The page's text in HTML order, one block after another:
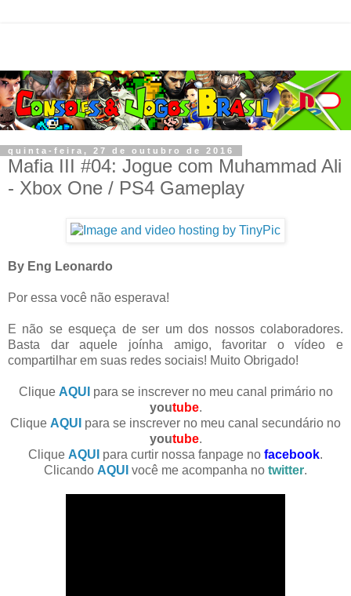
quinta-feira, 27 de outubro de 2016
Mafia III #04: Jogue com Muhammad Ali
- Xbox One / PS4 Gameplay
By Eng Leonardo
Por essa você não esperava!
E não se esqueça de ser um dos nossos colaboradores.
Basta dar aquele joínha amigo, favoritar o vídeo e
compartilhar em suas redes sociais! Muito Obrigado!
Clique AQUI para se inscrever no meu canal primário no
youtube.
Clique AQUI para se inscrever no meu canal secundário no
youtube.
Clique AQUI para curtir nossa fanpage no facebook.
Clicando AQUI você me acompanha no twitter.